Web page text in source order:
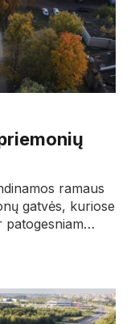
ramaus
gatvės, kuriose
patogesniam…